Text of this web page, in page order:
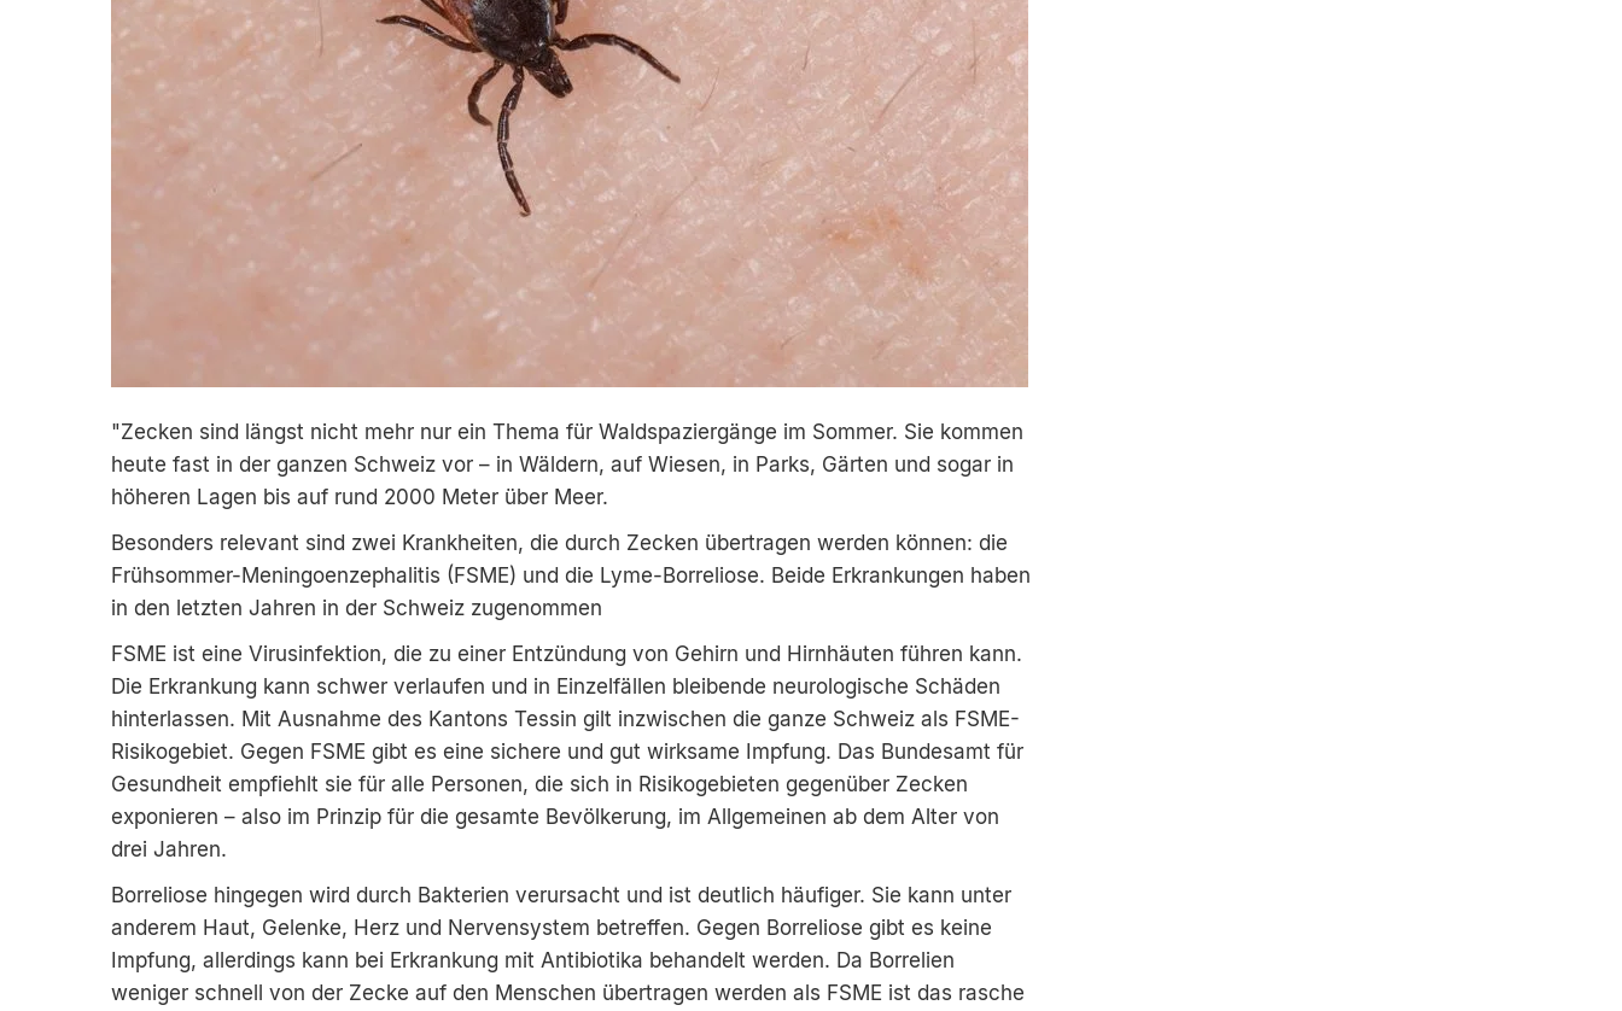
"Zecken sind längst nicht mehr nur ein Thema für Waldspaziergänge im Sommer. Sie kommen
heute fast in der ganzen Schweiz vor – in Wäldern, auf Wiesen, in Parks, Gärten und sogar in
höheren Lagen bis auf rund 2000 Meter über Meer.
Besonders relevant sind zwei Krankheiten, die durch Zecken übertragen werden können: die
Frühsommer-Meningoenzephalitis (FSME) und die Lyme-Borreliose. Beide Erkrankungen haben
in den letzten Jahren in der Schweiz zugenommen
FSME ist eine Virusinfektion, die zu einer Entzündung von Gehirn und Hirnhäuten führen kann.
Die Erkrankung kann schwer verlaufen und in Einzelfällen bleibende neurologische Schäden
hinterlassen. Mit Ausnahme des Kantons Tessin gilt inzwischen die ganze Schweiz als FSME-
Risikogebiet. Gegen FSME gibt es eine sichere und gut wirksame Impfung. Das Bundesamt für
Gesundheit empfiehlt sie für alle Personen, die sich in Risikogebieten gegenüber Zecken
exponieren – also im Prinzip für die gesamte Bevölkerung, im Allgemeinen ab dem Alter von
drei Jahren.
Borreliose hingegen wird durch Bakterien verursacht und ist deutlich häufiger. Sie kann unter
anderem Haut, Gelenke, Herz und Nervensystem betreffen. Gegen Borreliose gibt es keine
Impfung, allerdings kann bei Erkrankung mit Antibiotika behandelt werden. Da Borrelien
weniger schnell von der Zecke auf den Menschen übertragen werden als FSME ist das rasche